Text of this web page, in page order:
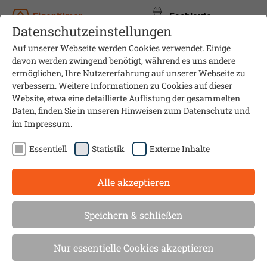
Eigentümer Fachleute
Mehr als 20 Veranstaltungen
in ganz Baden-Württemberg
informieren über
Datenschutzeinstellungen
Auf unserer Webseite werden Cookies verwendet. Einige
davon werden zwingend benötigt, während es uns andere
ermöglichen, Ihre Nutzererfahrung auf unserer Webseite zu
verbessern. Weitere Informationen zu Cookies auf dieser
Website, etwa eine detaillierte Auflistung der gesammelten
Daten, finden Sie in unseren Hinweisen zum Datenschutzund
im Impressum.
Essentiell Statistik Externe Inhalte
Alle akzeptieren
Speichern & schließen
Nur essentielle Cookies akzeptieren